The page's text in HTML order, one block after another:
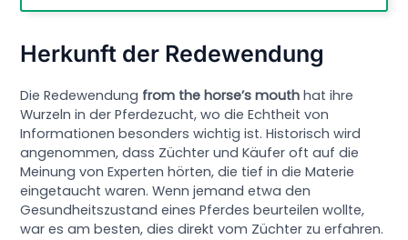
Herkunft der Redewendung
Die Redewendung from the horse’s mouth hat ihre
Wurzeln in der Pferdezucht, wo die Echtheit von
Informationen besonders wichtig ist. Historisch wird
angenommen, dass Züchter und Käufer oft auf die
Meinung von Experten hörten, die tief in die Materie
eingetaucht waren. Wenn jemand etwa den
Gesundheitszustand eines Pferdes beurteilen wollte,
war es am besten, dies direkt vom Züchter zu erfahren.